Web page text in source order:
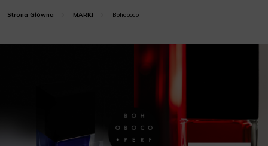
Strona Główna MARKI Bohoboco